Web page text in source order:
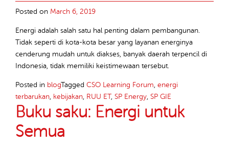
Posted on March 6, 2019
Energi adalah salah satu hal penting dalam pembangunan.
Tidak seperti di kota-kota besar yang layanan energinya
cenderung mudah untuk diakses, banyak daerah terpencil di
Indonesia, tidak memiliki keistimewaan tersebut.
Posted in blogTagged CSO Learning Forum, energi
terbarukan, kebijakan, RUU ET, SP Energy, SP GIE
Buku saku: Energi untuk
Semua